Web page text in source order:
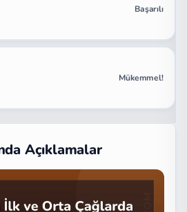
Başarılı
Mükemmel!
Açıklamalar